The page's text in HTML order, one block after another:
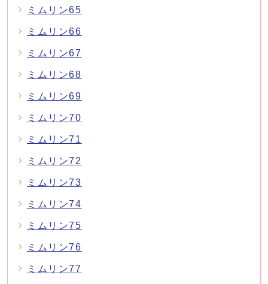
ミムリン65
ミムリン66
ミムリン67
ミムリン68
ミムリン69
ミムリン70
ミムリン71
ミムリン72
ミムリン73
ミムリン74
ミムリン75
ミムリン76
ミムリン77